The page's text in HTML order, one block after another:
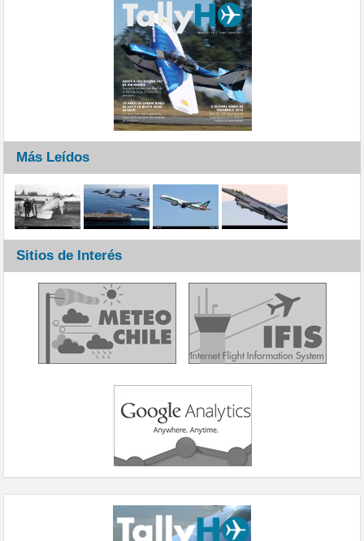
Más Leídos
Sitios de Interés